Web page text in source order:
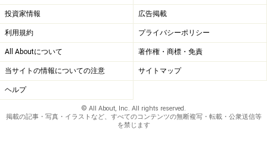
投資家情報 広告掲載
利用規約 プライバシーポリシー
All Aboutについて 著作権・商標・免責
当サイトの情報についての注意 サイトマップ
ヘルプ
© All About, Inc. All rights reserved.
掲載の記事・写真・イラストなど、すべてのコンテンツの無断複写・転載・公衆送信等
を禁じます